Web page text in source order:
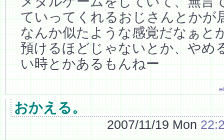
ていってくれるおじさんとかが
なんか似たような感覚だなぁと
預けるほどじゃないとか、やめ
い時とかあるもんねー
おかえる。
2007/11/19 Mon